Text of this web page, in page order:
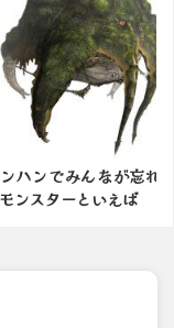
そう
モンスタ
の余地有る